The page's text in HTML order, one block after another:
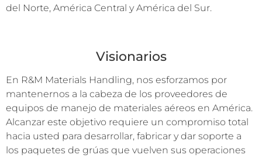
del Norte, América Central y América del Sur.
Visionarios
En R&M Materials Handling, nos esforzamos por
mantenernos a la cabeza de los proveedores de
equipos de manejo de materiales aéreos en América.
Alcanzar este objetivo requiere un compromiso total
hacia usted para desarrollar, fabricar y dar soporte a
los paquetes de grúas que vuelven sus operaciones